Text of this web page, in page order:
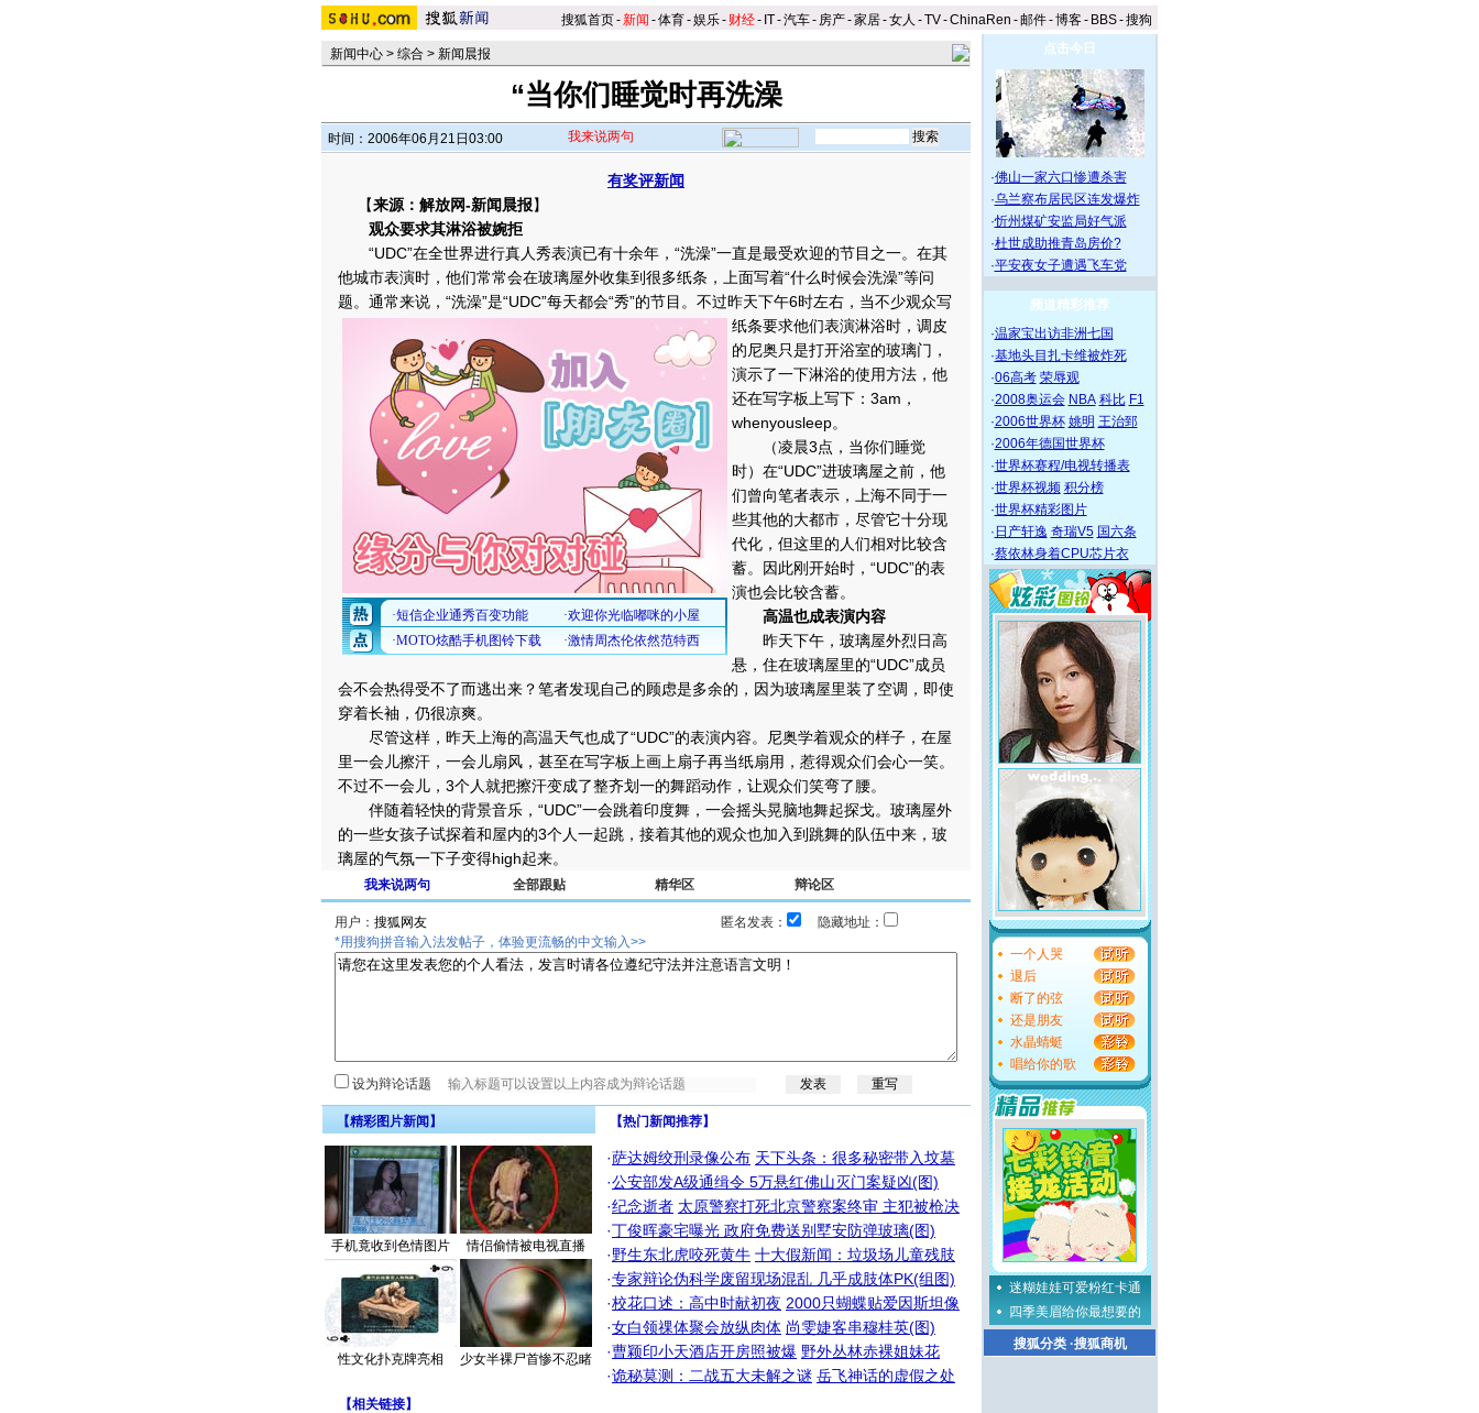
搜狐首页-新闻 -体育-娱乐- 财经- IT-汽车- 房产-家居-女人 -TV-ChinaRen -邮件-博客- BBS-搜狗
新闻中心 > 综合 > 新闻晨报
“当你们睡觉时再洗澡
时间：2006年06月21日03:00 我来说两句
有奖评新闻
【来源：解放网-新闻晨报】
观众要求其淋浴被婉拒
“UDC”在全世界进行真人秀表演已有十余年，“洗澡”一直是最受欢迎的节目之一。在其
他城市表演时，他们常常会在玻璃屋外收集到很多纸条，上面写着“什么时候会洗澡”等问
题。通常来说，“洗澡”是“UDC”每天都会“秀”的节目。 不过昨天下午6时左右，当不少观众写
纸条要求他们表演淋浴时，调皮
的尼奥只是打开浴室的玻璃门，
演示了一下淋浴的使用方法，他
还在写字板上写下：3am，
whenyousleep。
（凌晨3点，当你们睡觉
时）在“UDC”进玻璃屋之前，他
们曾向笔者表示，上海不同于一
些其他的大都市，尽管它十分现
代化，但这里的人们相对比较含
蓄。因此刚开始时，“UDC”的表
演也会比较含蓄。
高温也成表演内容
昨天下午，玻璃屋外烈日高
悬，住在玻璃屋里的“UDC”成员
会不会热得受不了而逃出来？笔者发现自己的顾虑是多余的，因为玻璃屋里装了空调，即使
穿着长袖，仍很凉爽。
尽管这样，昨天上海的高温天气也成了“UDC”的表演内容。尼奥学着观众的样子，在屋
里一会儿擦汗，一会儿扇风，甚至在写字板上画上扇子再当纸扇用，惹得观众们会心一笑。
不过不一会儿，3个人就把擦汗变成了整齐划一的舞蹈动作，让观众们笑弯了腰。
伴随着轻快的背景音乐，“UDC”一会跳着印度舞，一会摇头晃脑地舞起探戈。玻璃屋外
的一些女孩子试探着和屋内的3个人一起跳，接着其他的观众也加入到跳舞的队伍中来，玻
璃屋的气氛一下子变得high起来。
我来说两句 全部跟贴 精华区 辩论区
用户： 匿名发表：
隐藏地址：
*用搜狗拼音输入法发帖子，体验更流畅的中文输入>>
设为辩论话题
【精彩图片新闻】
手机竟收到色情图片 情侣偷情被电视直播
性文化扑克牌亮相 少女半裸尸首惨不忍睹
【热门新闻推荐】
·萨达姆绞刑录像公布 天下头条：很多秘密带入坟墓
·公安部发A级通缉令 5万悬红佛山灭门案疑凶(图)
·纪念逝者 太原警察打死北京警察案终审 主犯被枪决
·丁俊晖豪宅曝光 政府免费送别墅安防弹玻璃(图)
·野生东北虎咬死黄牛 十大假新闻：垃圾场儿童残肢
·专家辩论伪科学废留现场混乱 几乎成肢体PK(组图)
·校花口述：高中时献初夜 2000只蝴蝶贴爱因斯坦像
·女白领祼体聚会放纵肉体 尚雯婕客串穆桂英(图)
·曹颖印小天酒店开房照被爆 野外丛林赤裸姐妹花
·诡秘莫测：二战五大未解之谜 岳飞神话的虚假之处
【相关链接】
点击今日
·佛山一家六口惨遭杀害
·乌兰察布居民区连发爆炸
·忻州煤矿安监局好气派
·杜世成助推青岛房价?
·平安夜女子遭遇飞车党
频道精彩推荐
·温家宝出访非洲七国
·基地头目扎卡维被炸死
·06高考 荣辱观
·2008奥运会 NBA 科比 F1
·2006世界杯 姚明 王治郅
·2006年德国世界杯
·世界杯赛程/电视转播表
·世界杯视频 积分榜
·世界杯精彩图片
· 日产轩逸 奇瑞V5 国六条
·蔡依林身着CPU芯片衣
一个人哭
退后
断了的弦
还是朋友
水晶蜻蜓
唱给你的歌
迷糊娃娃可爱粉红卡通
四季美眉给你最想要的
搜狐分类·搜狐商机